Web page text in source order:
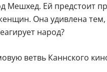
Мешхед. Ей предстоит
Она удивлена
народ?
ветвь Каннского